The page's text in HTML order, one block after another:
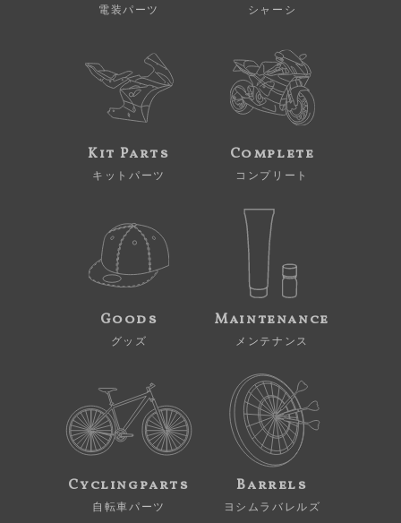
電装パーツ シャーシ
Kit Parts
キットパーツ
Complete
コンプリート
Goods
グッズ
Maintenance
メンテナンス
Cyclingparts
自転車パーツ
Barrels
ヨシムラバレルズ